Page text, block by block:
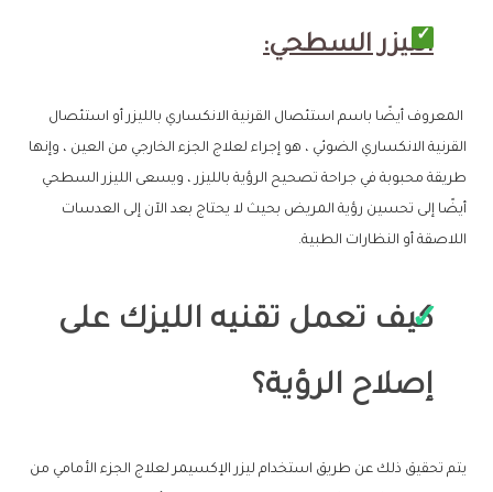
الليزر السطحي:
المعروف أيضًا باسم استئصال القرنية الانكساري بالليزر أو استئصال
القرنية الانكساري الضوئي ، هو إجراء لعلاج الجزء الخارجي من العين ، وإنها
طريقة محبوبة في جراحة تصحيح الرؤية بالليزر ، ويسعى الليزر السطحي
أيضًا إلى تحسين رؤية المريض بحيث لا يحتاج بعد الآن إلى العدسات
اللاصقة أو النظارات الطبية.
كيف تعمل تقنيه الليزك على
إصلاح الرؤية؟
يتم تحقيق ذلك عن طريق استخدام ليزر الإكسيمر لعلاج الجزء الأمامي من